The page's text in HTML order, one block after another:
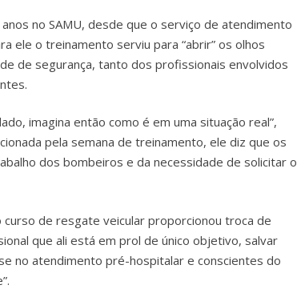
no SAMU, desde que o serviço de atendimento
ele o treinamento serviu para “abrir” os olhos
de segurança, tanto dos profissionais envolvidos
imagina então como é em uma situação real”,
pela semana de treinamento, ele diz que os
dos bombeiros e da necessidade de solicitar o
curso de resgate veicular proporcionou troca de
que ali está em prol de único objetivo, salvar
no atendimento pré-hospitalar e conscientes do